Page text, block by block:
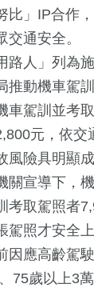
」IP合作
通安全。
人」列為
動機車駕
車駕訓並考
元，依
險具明顯成
關宣導下，
取駕照者
照才安全上
應高齡駕
75歲以上3
+
教